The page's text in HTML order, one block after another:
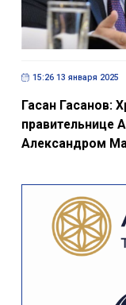
15:26 13 января 2025
Гасан Гасанов:
правительнице
Александром